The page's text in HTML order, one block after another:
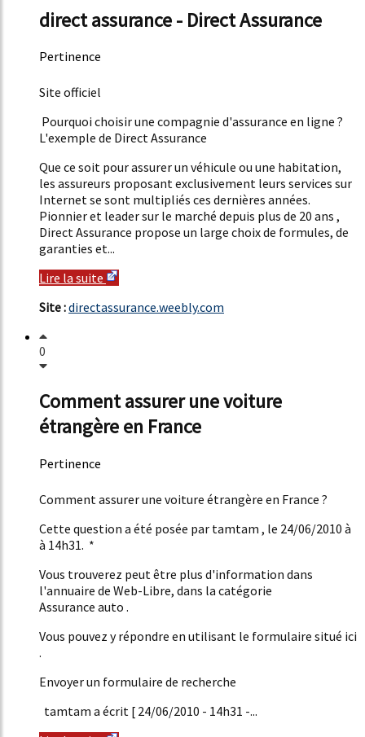
direct assurance - Direct Assurance
Pertinence
Site officiel
Pourquoi choisir une compagnie d'assurance en ligne ?
L'exemple de Direct Assurance
Que ce soit pour assurer un véhicule ou une habitation,
les assureurs proposant exclusivement leurs services sur
Internet se sont multipliés ces dernières années.
Pionnier et leader sur le marché depuis plus de 20 ans ,
Direct Assurance propose un large choix de formules, de
garanties et...
Lire la suite
Site :directassurance.weebly.com
0
Comment assurer une voiture
étrangère en France
Pertinence
Comment assurer une voiture étrangère en France ?
Cette question a été posée par tamtam , le 24/06/2010 à
à 14h31. *
Vous trouverez peut être plus d'information dans
l'annuaire de Web-Libre, dans la catégorie
Assurance auto .
Vous pouvez y répondre en utilisant le formulaire situé ici
.
Envoyer un formulaire de recherche
tamtam a écrit [ 24/06/2010 - 14h31 -...